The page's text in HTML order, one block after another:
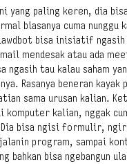
yang paling keren, dia
biasanya cuma nunggu
bisa inisiatif ngasih
mendesak atau ada
ngasih tau kalau saham
Rasanya beneran kayak
sama urusan kalian.
komputer kalian, nggak
Dia bisa ngisi formulir,
program, sampai
bahkan bisa ngebangun